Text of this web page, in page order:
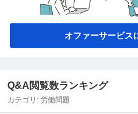
オファーサービス
Q&A閲覧数ランキング
カテゴリ: 労働問題